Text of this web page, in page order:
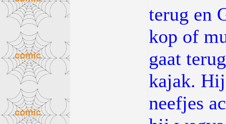
terug en
kop of
gaat
kajak.
neefjes